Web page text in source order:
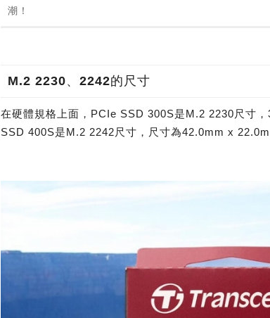
潮！
M.2 2230、2242的尺寸
在硬體規格上面，PCIe SSD 300S是M.2 2230尺寸
SSD 400S是M.2 2242尺寸，尺寸為42.0mm x